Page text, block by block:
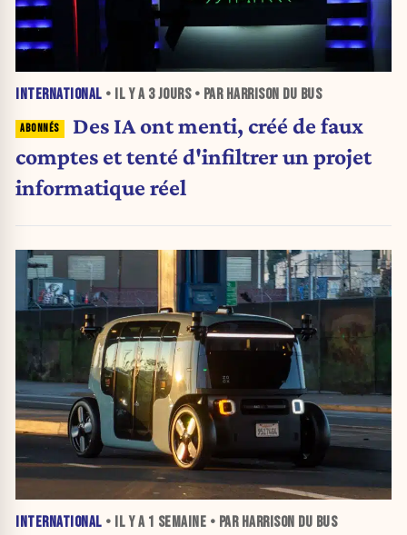
INTERNATIONAL • IL Y A 3 JOURS• PAR HARRISON DU BUS
Des IA ont menti, créé de faux
comptes et tenté d'infiltrer un projet
informatique réel
INTERNATIONAL • IL Y A 1 SEMAINE • PAR HARRISON DU BUS